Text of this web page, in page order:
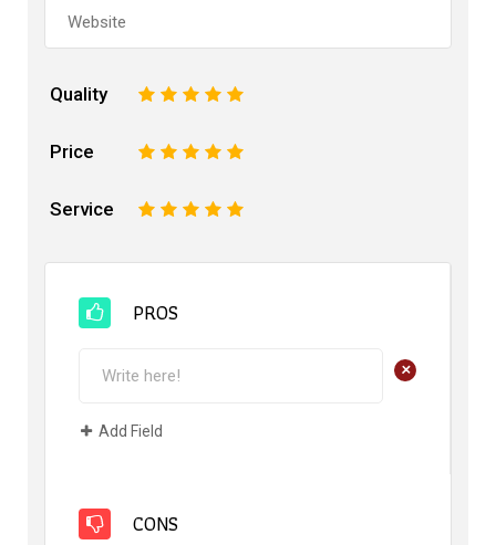
Quality 5
4
3
2
Price 5
4
3
2
Service 5
4
3
2
PROS
+
Add Field
CONS